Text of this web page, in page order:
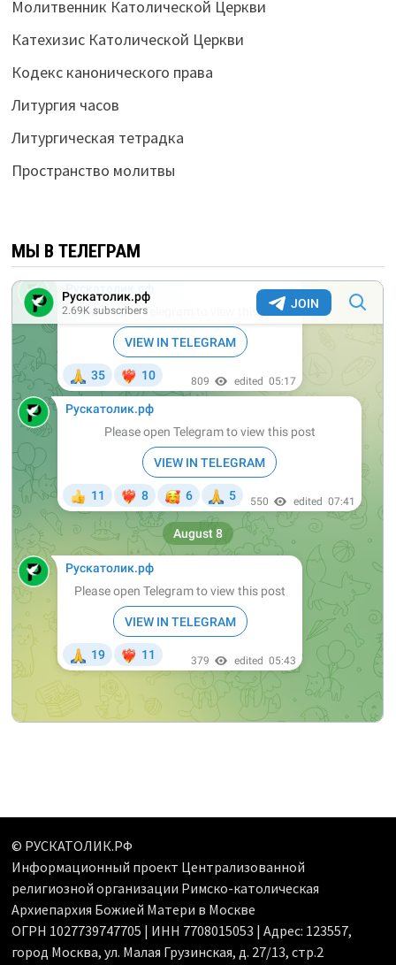
Молитвенник Католической Церкви
Катехизис Католической Церкви
Кодекс канонического права
Литургия часов
Литургическая тетрадка
Пространство молитвы
МЫ В ТЕЛЕГРАМ
© РУСКАТОЛИК.РФ
Информационный проект Централизованной
религиозной организации Римско-католическая
Архиепархия Божией Матери в Москве
ОГРН 1027739747705 | ИНН 7708015053 | Адрес: 123557,
город Москва, ул. Малая Грузинская, д. 27/13, стр.2